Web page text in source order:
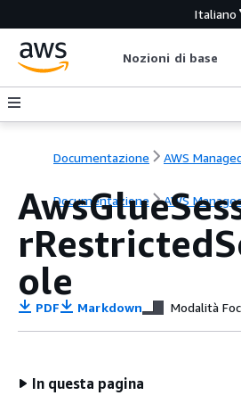
Italiano
Nozioni di base
Documentazione AWS
Documentazione AWS
ole
PDF Markdown Modalità
In questa pagina